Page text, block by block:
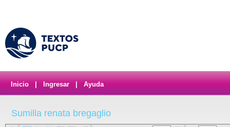
Inicio Ingresar Ayuda
Sumilla renata bregaglio